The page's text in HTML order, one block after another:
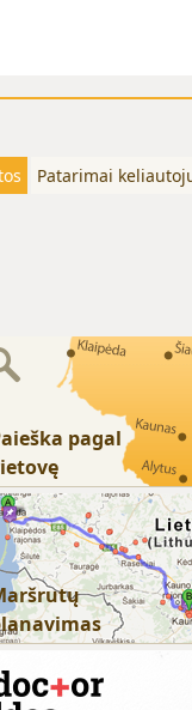
Patarimai
pagal